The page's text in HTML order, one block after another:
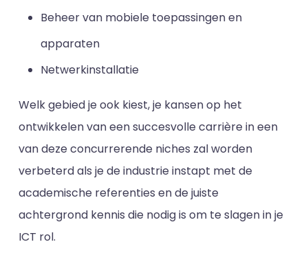
Beheer van mobiele toepassingen en
apparaten
Netwerkinstallatie
Welk gebied je ook kiest, je kansen op het
ontwikkelen van een succesvolle carrière in een
van deze concurrerende niches zal worden
verbeterd als je de industrie instapt met de
academische referenties en de juiste
achtergrond kennis die nodig is om te slagen in je
ICT rol.